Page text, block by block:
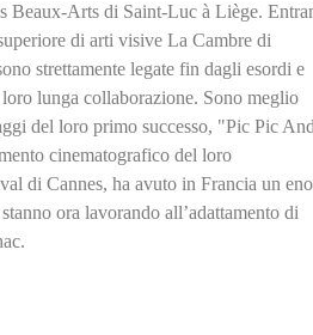
Beaux-Arts di Saint-Luc à Liège.
di arti visive La Cambre di
strettamente legate fin dagli esordi e
lunga collaborazione. Sono meglio
del loro primo successo, "Pic Pic
cinematografico del loro
di Cannes, ha avuto in Francia un
ora lavorando all’adattamento di